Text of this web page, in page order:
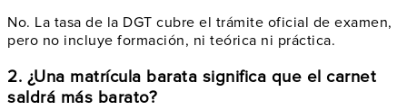
No. La tasa de la DGT cubre el trámite oficial de examen,
pero no incluye formación, ni teórica ni práctica.
2. ¿Una matrícula barata significa que el carnet
saldrá más barato?